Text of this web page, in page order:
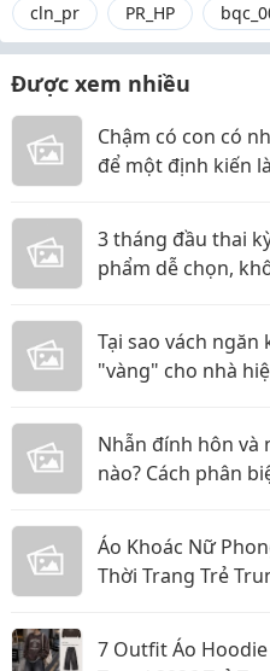
cln_pr
PR_HP
Được xem nhiều
Chậm có con có
để một định kiến
3 tháng đầu thai
phẩm dễ chọn,
Tại sao vách
"vàng" cho nhà
Nhẫn đính hôn và
nào? Cách phân
Áo Khoác Nữ
Thời Trang Trẻ
7 Outfit Áo